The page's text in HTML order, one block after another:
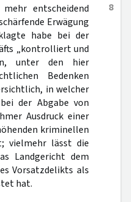
8
entscheidend
Erwägung
habe bei der
„kontrolliert und
unter den hier
Bedenken
in welcher
der Abgabe von
Ausdruck einer
kriminellen
vielmehr lässt die
Landgericht dem
Vorsatzdelikts als
hat.